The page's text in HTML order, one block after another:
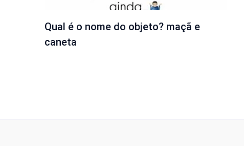
Qual é o nome do objeto? maçã e
caneta